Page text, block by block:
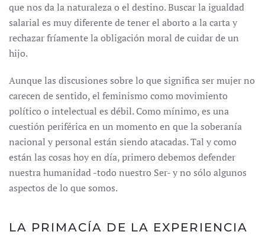
que nos da la naturaleza o el destino. Buscar la igualdad
salarial es muy diferente de tener el aborto a la carta y
rechazar fríamente la obligación moral de cuidar de un
hijo.
Aunque las discusiones sobre lo que significa ser mujer no
carecen de sentido, el feminismo como movimiento
político o intelectual es débil. Como mínimo, es una
cuestión periférica en un momento en que la soberanía
nacional y personal están siendo atacadas. Tal y como
están las cosas hoy en día, primero debemos defender
nuestra humanidad -todo nuestro Ser- y no sólo algunos
aspectos de lo que somos.
LA PRIMACÍA DE LA EXPERIENCIA